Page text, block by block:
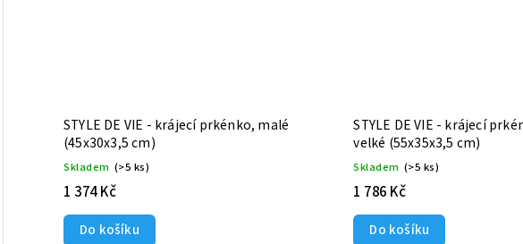
STYLE DE VIE - krájecí prkénko, malé
(45x30x3,5 cm)
Skladem (>5 ks)
1 374 Kč
Do košíku
STYLE DE VIE - krájecí
velké (55x35x3,5 cm)
Skladem (>5 ks)
1 786 Kč
Do košíku